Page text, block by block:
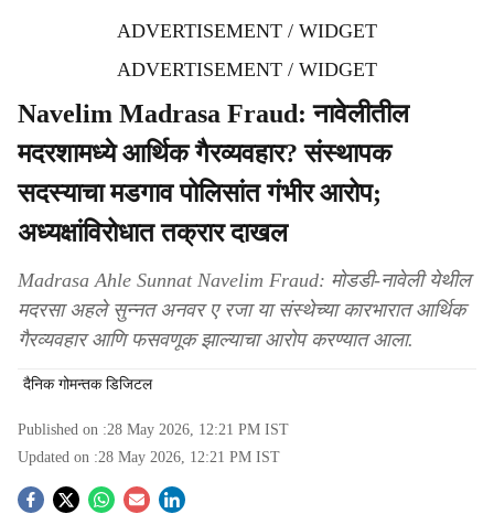
ADVERTISEMENT / WIDGET
ADVERTISEMENT / WIDGET
Navelim Madrasa Fraud: नावेलीतील
मदरशामध्ये आर्थिक गैरव्यवहार? संस्थापक
सदस्याचा मडगाव पोलिसांत गंभीर आरोप;
अध्यक्षांविरोधात तक्रार दाखल
Madrasa Ahle Sunnat Navelim Fraud: मोडडी-नावेली येथील
मदरसा अहले सुन्नत अनवर ए रजा या संस्थेच्या कारभारात आर्थिक
गैरव्यवहार आणि फसवणूक झाल्याचा आरोप करण्यात आला.
दैनिक गोमन्तक डिजिटल
Published on :28 May 2026, 12:21 PM IST
Updated on :28 May 2026, 12:21 PM IST